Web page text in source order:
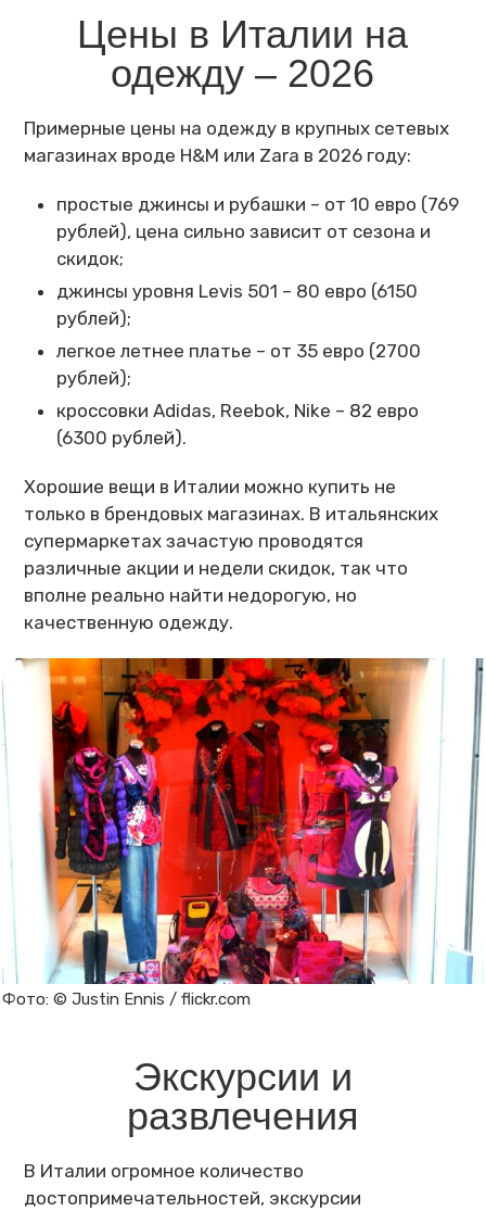
Цены в Италии на
одежду – 2026
Примерные цены на одежду в крупных сетевых
магазинах вроде H&M или Zara в 2026 году:
простые джинсы и рубашки – от 10 евро (769
рублей), цена сильно зависит от сезона и
скидок;
джинсы уровня Levis 501 – 80 евро (6150
рублей);
легкое летнее платье – от 35 евро (2700
рублей);
кроссовки Adidas, Reebok, Nike – 82 евро
(6300 рублей).
Хорошие вещи в Италии можно купить не
только в брендовых магазинах. В итальянских
супермаркетах зачастую проводятся
различные акции и недели скидок, так что
вполне реально найти недорогую, но
качественную одежду.
Фото: © Justin Ennis / flickr.com
Экскурсии и
развлечения
В Италии огромное количество
достопримечательностей, экскурсии